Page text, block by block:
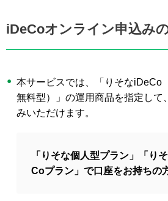
iDeCoオンライン申込み
本サービスでは、「りそなiDeCo
無料型）」の運用商品を指定して
みいただけます。
「りそな個人型プラン」「り
Coプラン」で口座をお持ちの